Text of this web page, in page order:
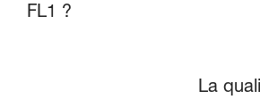
FL1 ?
La